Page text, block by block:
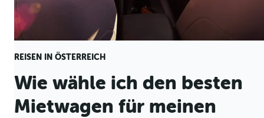
REISEN IN ÖSTERREICH
Wie wähle ich den besten
Mietwagen für meinen